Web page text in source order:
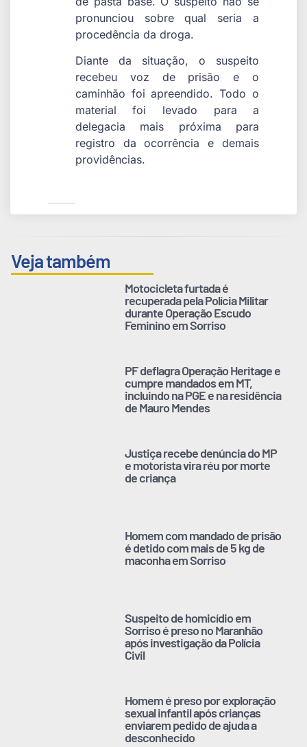
pronunciou sobre qual seria a
procedência da droga.
Diante da situação, o suspeito
recebeu voz de prisão e o
caminhão foi apreendido. Todo o
material foi levado para a
delegacia mais próxima para
registro da ocorrência e demais
providências.
Veja também
Motocicleta furtada é
recuperada pela Polícia Militar
durante Operação Escudo
Feminino em Sorriso
PF deflagra Operação Heritage e
cumpre mandados em MT,
incluindo na PGE e na residência
de Mauro Mendes
Justiça recebe denúncia do MP
e motorista vira réu por morte
de criança
Homem com mandado de prisão
é detido com mais de 5 kg de
maconha em Sorriso
Suspeito de homicídio em
Sorriso é preso no Maranhão
após investigação da Polícia
Civil
Homem é preso por exploração
sexual infantil após crianças
enviarem pedido de ajuda a
desconhecido